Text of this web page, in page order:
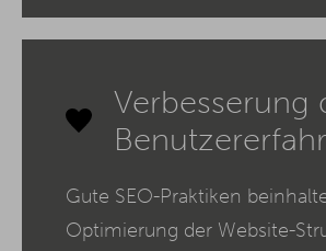
Verbesserung
Gute SEO-Praktiken
Optimierung der Website-